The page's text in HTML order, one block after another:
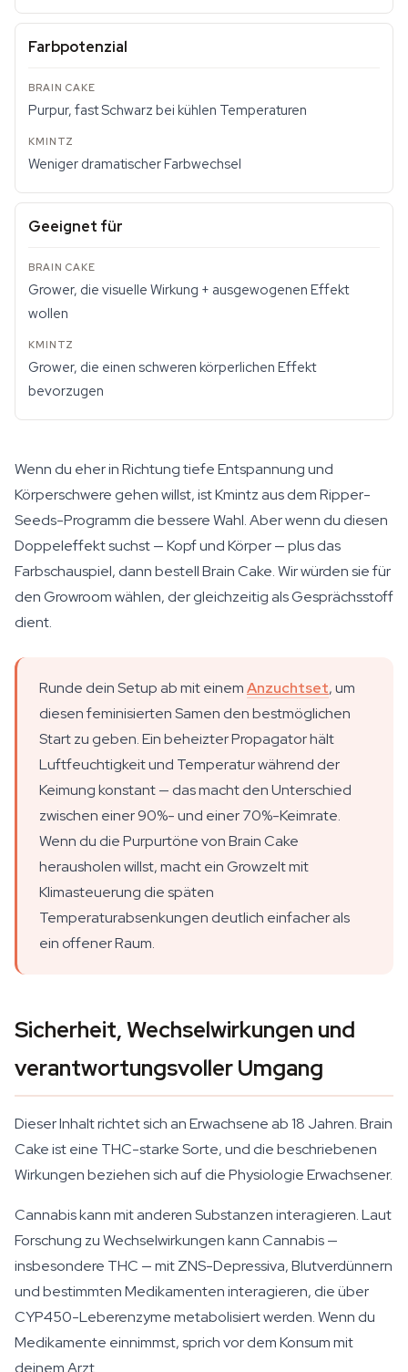
Farbpotenzial
Purpur, fast Schwarz bei kühlen Temperaturen
Weniger dramatischer Farbwechsel
Geeignet für
Grower, die visuelle Wirkung + ausgewogenen Effekt
wollen
Grower, die einen schweren körperlichen Effekt
bevorzugen
Wenn du eher in Richtung tiefe Entspannung und
Körperschwere gehen willst, ist Kmintz aus dem Ripper-
Seeds-Programm die bessere Wahl. Aber wenn du diesen
Doppeleffekt suchst — Kopf und Körper — plus das
Farbschauspiel, dann bestell Brain Cake. Wir würden sie für
den Growroom wählen, der gleichzeitig als Gesprächsstoff
dient.
Runde dein Setup ab mit einemAnzuchtset, um
diesen feminisierten Samen den bestmöglichen
Start zu geben. Ein beheizter Propagator hält
Luftfeuchtigkeit und Temperatur während der
Keimung konstant — das macht den Unterschied
zwischen einer 90%- und einer 70%-Keimrate.
Wenn du die Purpurtöne von Brain Cake
herausholen willst, macht ein Growzelt mit
Klimasteuerung die späten
Temperaturabsenkungen deutlich einfacher als
ein offener Raum.
Sicherheit, Wechselwirkungen und
verantwortungsvoller Umgang
Dieser Inhalt richtet sich an Erwachsene ab 18 Jahren. Brain
Cake ist eine THC-starke Sorte, und die beschriebenen
Wirkungen beziehen sich auf die Physiologie Erwachsener.
Cannabis kann mit anderen Substanzen interagieren. Laut
Forschung zu Wechselwirkungen kann Cannabis —
insbesondere THC — mit ZNS-Depressiva, Blutverdünnern
und bestimmten Medikamenten interagieren, die über
CYP450-Leberenzyme metabolisiert werden. Wenn du
Medikamente einnimmst, sprich vor dem Konsum mit
deinem Arzt.